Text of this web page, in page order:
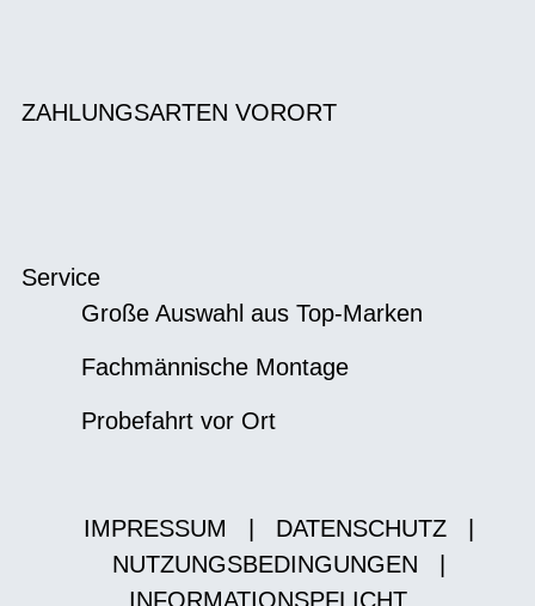
ZAHLUNGSARTEN VORORT
Service
Große Auswahl aus Top-Marken
Fachmännische Montage
Probefahrt vor Ort
IMPRESSUM DATENSCHUTZ
NUTZUNGSBEDINGUNGEN
INFORMATIONSPFLICHT